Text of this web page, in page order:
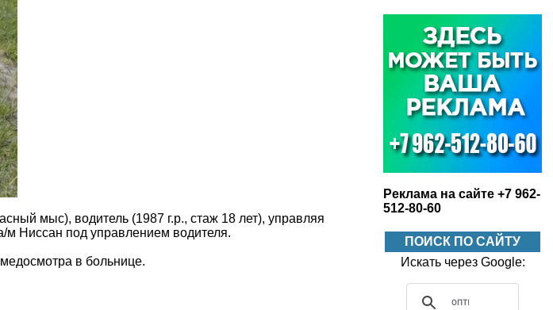
мыс), водитель (1987 г.р., стаж 18 лет), управляя
Ниссан под управлением водителя.
в больнице.
Реклама на сайте +7 962-
512-80-60
ПОИСК ПО САЙТУ
Искать через Google: